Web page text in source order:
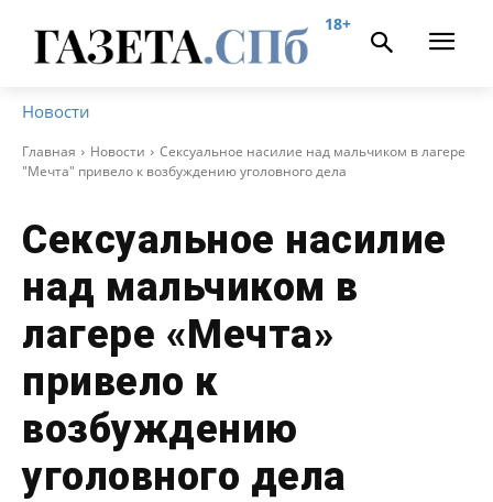
18+
Новости
Главная Новости
Сексуальное насилие над мальчиком в лагере
"Мечта" привело к возбуждению уголовного дела
Сексуальное насилие
над мальчиком в
лагере «Мечта»
привело к
возбуждению
уголовного дела